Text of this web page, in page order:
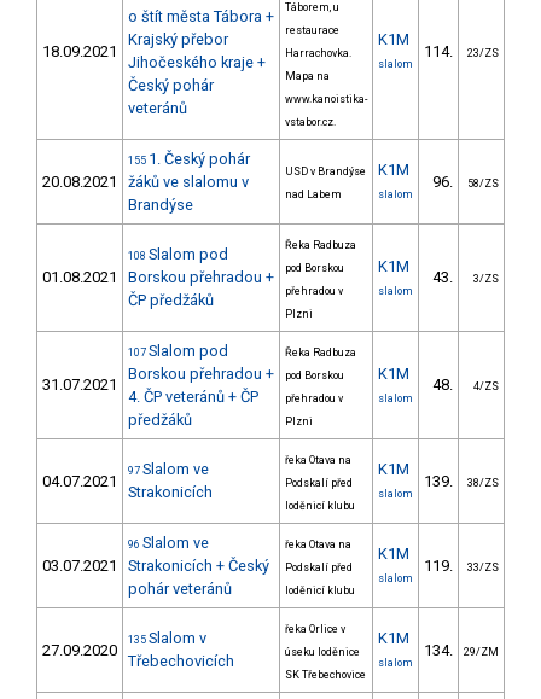
18.09.2021
o štít města Tábora +
Krajský přebor
Jihočeského kraje +
Český pohár
veteránů
Táborem, u
restaurace
Harrachovka.
Mapa na
www.kanoistika-
vstabor.cz.
K1M
slalom
114. 23/ZS
20.08.2021
155 1. Český pohár
žáků ve slalomu v
Brandýse
USD v Brandýse
nad Labem
K1M
slalom
96. 58/ZS
01.08.2021
108 Slalom pod
Borskou přehradou +
ČP předžáků
Řeka Radbuza
pod Borskou
přehradou v
Plzni
K1M
slalom
43. 3/ZS
31.07.2021
107 Slalom pod
Borskou přehradou +
4. ČP veteránů + ČP
předžáků
Řeka Radbuza
pod Borskou
přehradou v
Plzni
K1M
slalom
48. 4/ZS
04.07.2021
97 Slalom ve
Strakonicích
řeka Otava na
Podskalí před
loděnicí klubu
K1M
slalom
139. 38/ZS
03.07.2021
96 Slalom ve
Strakonicích + Český
pohár veteránů
řeka Otava na
Podskalí před
loděnicí klubu
K1M
slalom
119. 33/ZS
27.09.2020
135 Slalom v
Třebechovicích
řeka Orlice v
úseku loděnice
SK Třebechovice
K1M
slalom
134. 29/ZM